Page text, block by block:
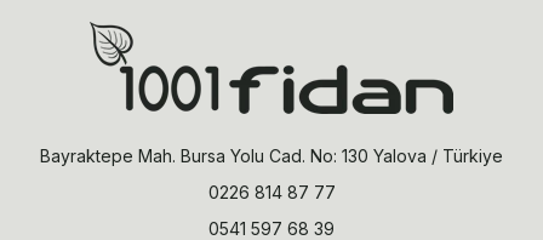
Bayraktepe Mah. Bursa Yolu Cad. No: 130 Yalova / Türkiye
0226 814 87 77
0541 597 68 39